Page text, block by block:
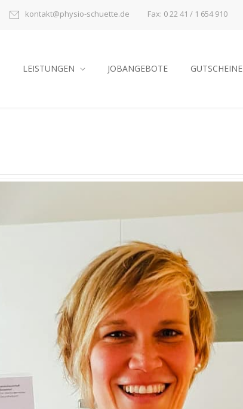
kontakt@physio-schuette.de Fax: 0 22 41 / 1 654 910
LEISTUNGEN JOBANGEBOTE GUTSCHEINE